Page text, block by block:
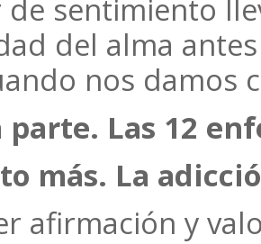
de sentimiento
del alma
nos damos
parte. Las 12
más. La
afirmación y